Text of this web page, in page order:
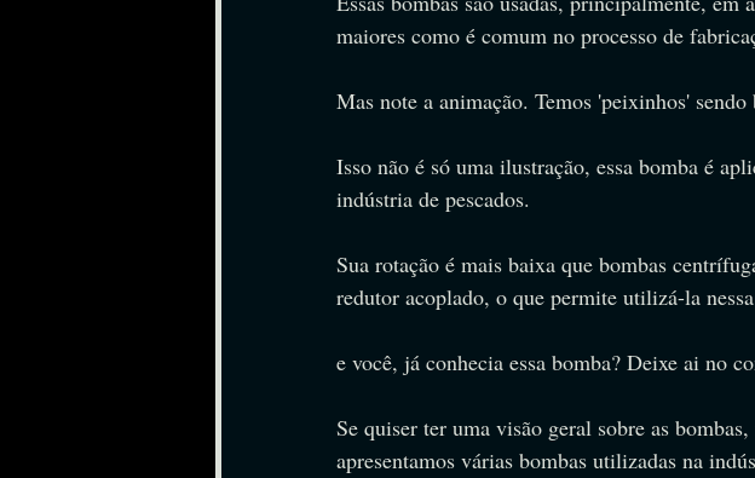
maiores como é comum no processo de
Mas note a animação. Temos 'peixinhos' sendo
Isso não é só uma ilustração, essa bomba é
indústria de pescados.
Sua rotação é mais baixa que bombas
redutor acoplado, o que permite utilizá-la
e você, já conhecia essa bomba? Deixe ai no
Se quiser ter uma visão geral sobre as
apresentamos várias bombas utilizadas na